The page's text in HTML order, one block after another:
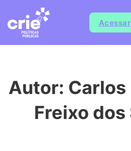
Acessar
Autor: Carlos
Freixo dos